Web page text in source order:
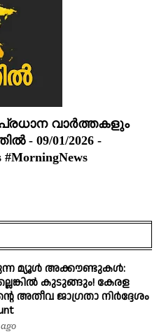
വാർത്തകളും
- 09/01/2026 -
#MorningNews
മ്യൂൾ അക്കൗണ്ടുകൾ:
കുടുങ്ങും! കേരള
അതീവ ജാഗ്രതാ നിർദ്ദേശം